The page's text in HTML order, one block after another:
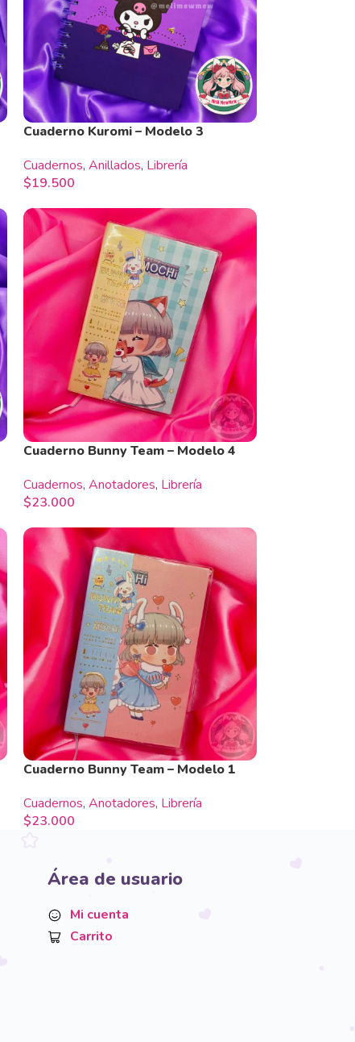
Cuaderno Kuromi – Modelo 3
Cuadernos, Anillados, Librería
$19.500
Cuaderno Bunny Team – Modelo 4
Cuadernos, Anotadores, Librería
$23.000
Cuaderno Bunny Team – Modelo 1
Cuadernos, Anotadores, Librería
$23.000
Área de usuario
Mi cuenta
Carrito